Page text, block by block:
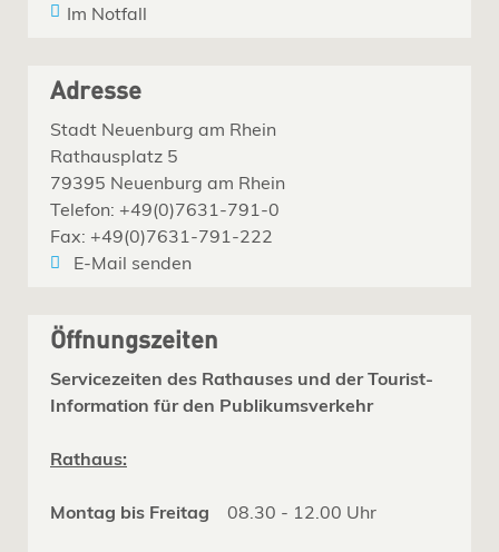
Im Notfall
Adresse
Stadt Neuenburg am Rhein
Rathausplatz 5
79395 Neuenburg am Rhein
Telefon: +49(0)7631-791-0
Fax: +49(0)7631-791-222
E-Mail senden
Öffnungszeiten
Servicezeiten des Rathauses und der Tourist-
Information für den Publikumsverkehr
Rathaus:
Montag bis Freitag 08.30 - 12.00 Uhr